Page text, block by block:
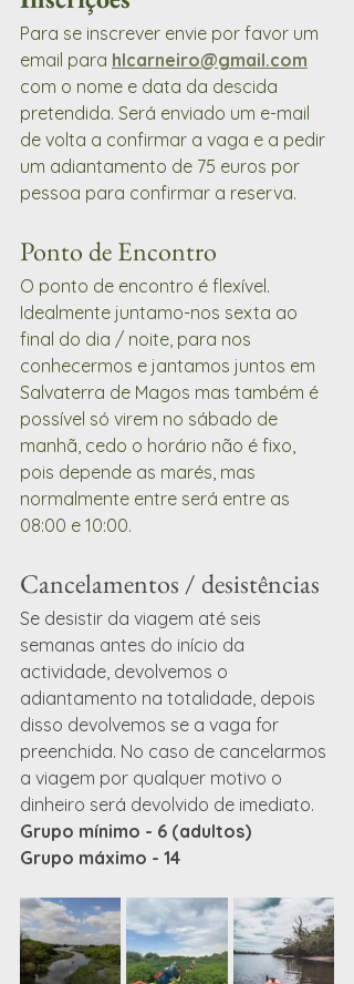
Para se inscrever envie por favor um
email para hlcarneiro@gmail.com
com o nome e data da descida
pretendida. Será enviado um e-mail
de volta a confirmar a vaga e a pedir
um adiantamento de 75 euros por
pessoa para confirmar a reserva.
Ponto de Encontro
O ponto de encontro é flexível.
Idealmente juntamo-nos sexta ao
final do dia / noite, para nos
conhecermos e jantamos juntos em
Salvaterra de Magos mas também é
possível só virem no sábado de
manhã, cedo o horário não é fixo,
pois depende as marés, mas
normalmente entre será entre as
08:00 e 10:00.
Cancelamentos / desistências
Se desistir da viagem até seis
semanas antes do início da
actividade, devolvemos o
adiantamento na totalidade, depois
disso devolvemos se a vaga for
preenchida. No caso de cancelarmos
a viagem por qualquer motivo o
dinheiro será devolvido de imediato.
Grupo mínimo - 6 (adultos)
Grupo máximo - 14